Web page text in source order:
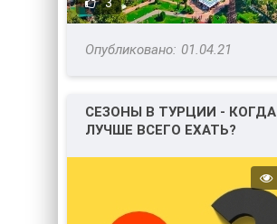
3
01.04.21
СЕЗОНЫ В ТУРЦИИ - КОГДА
ЛУЧШЕ ВСЕГО ЕХАТЬ?